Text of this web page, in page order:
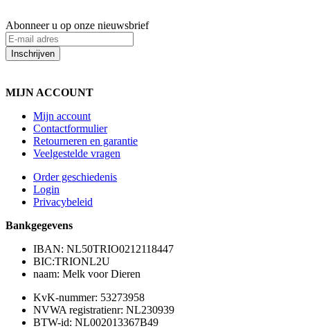
Abonneer u op onze nieuwsbrief
Inschrijven
MIJN ACCOUNT
Mijn account
Contactformulier
Retourneren en garantie
Veelgestelde vragen
Order geschiedenis
Login
Privacybeleid
Bankgegevens
IBAN: NL50TRIO0212118447
BIC:TRIONL2U
naam: Melk voor Dieren
KvK-nummer: 53273958
NVWA registratienr: NL230939
BTW-id: NL002013367B49